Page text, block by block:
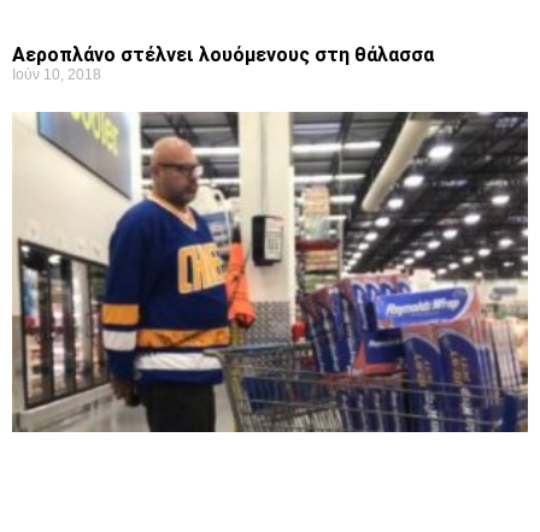
Aεροπλάνο στέλνει λουόμενους στη θάλασσα
Ιούν 10, 2018